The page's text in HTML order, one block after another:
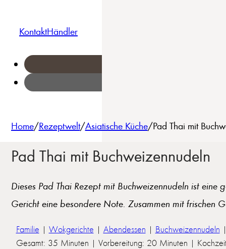
KontaktHändler
Home/Rezeptwelt/Asiatische Küche/Pad Thai mit
Pad Thai mit Buchweizennudeln
Dieses Pad Thai Rezept mit Buchweizennudeln ist
Gericht eine besondere Note. Zusammen mit frischen
Familie | Wokgerichte | Abendessen | Buchweizennudeln
Gesamt: 35 Minuten | Vorbereitung: 20 Minuten |